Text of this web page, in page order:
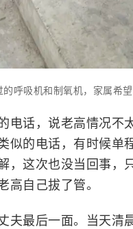
呼吸机和制氧机，家属希
电话，说老高情况不
似的电话，有时候单
，这次也没当回事，
高自己拔了管。
夫最后一面。当天清